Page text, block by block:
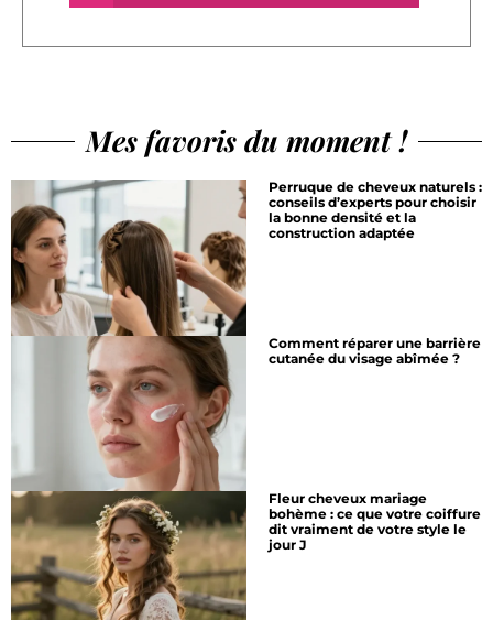
Mes favoris du moment !
Perruque de cheveux naturels :
conseils d’experts pour choisir
la bonne densité et la
construction adaptée
Comment réparer une barrière
cutanée du visage abîmée ?
Fleur cheveux mariage
bohème : ce que votre coiffure
dit vraiment de votre style le
jour J